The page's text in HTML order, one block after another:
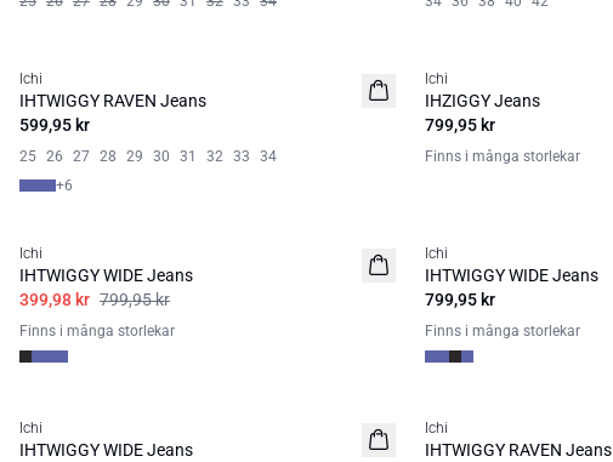
Ichi
IHTWIGGY RAVEN Jeans
599,95 kr
25 26 27 28 29 30 31 32 33
34
+6
Ichi
IHZIGGY Jeans
799,95 kr
Finns i många storlekar
Ichi
IHTWIGGY WIDE Jeans
399,98 kr 799,95 kr
Finns i många storlekar
Ichi
IHTWIGGY WIDE Jeans
799,95 kr
Finns i många storlekar
Ichi
IHTWIGGY WIDE Jeans
BASIC
Ichi
IHTWIGGY RAVEN Jeans